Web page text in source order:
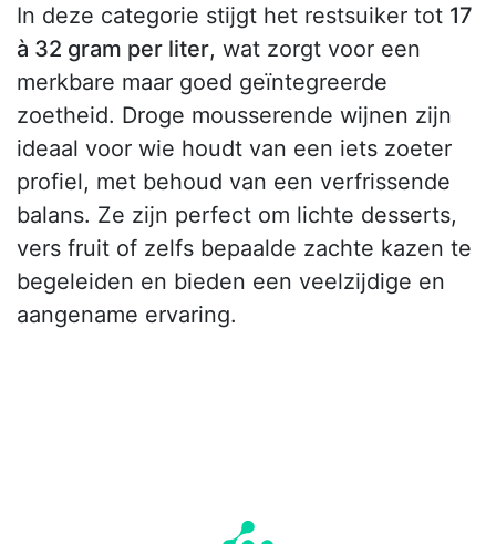
In deze categorie stijgt het restsuiker tot 17
à 32 gram per liter, wat zorgt voor een
merkbare maar goed geïntegreerde
zoetheid. Droge mousserende wijnen zijn
ideaal voor wie houdt van een iets zoeter
profiel, met behoud van een verfrissende
balans. Ze zijn perfect om lichte desserts,
vers fruit of zelfs bepaalde zachte kazen te
begeleiden en bieden een veelzijdige en
aangename ervaring.